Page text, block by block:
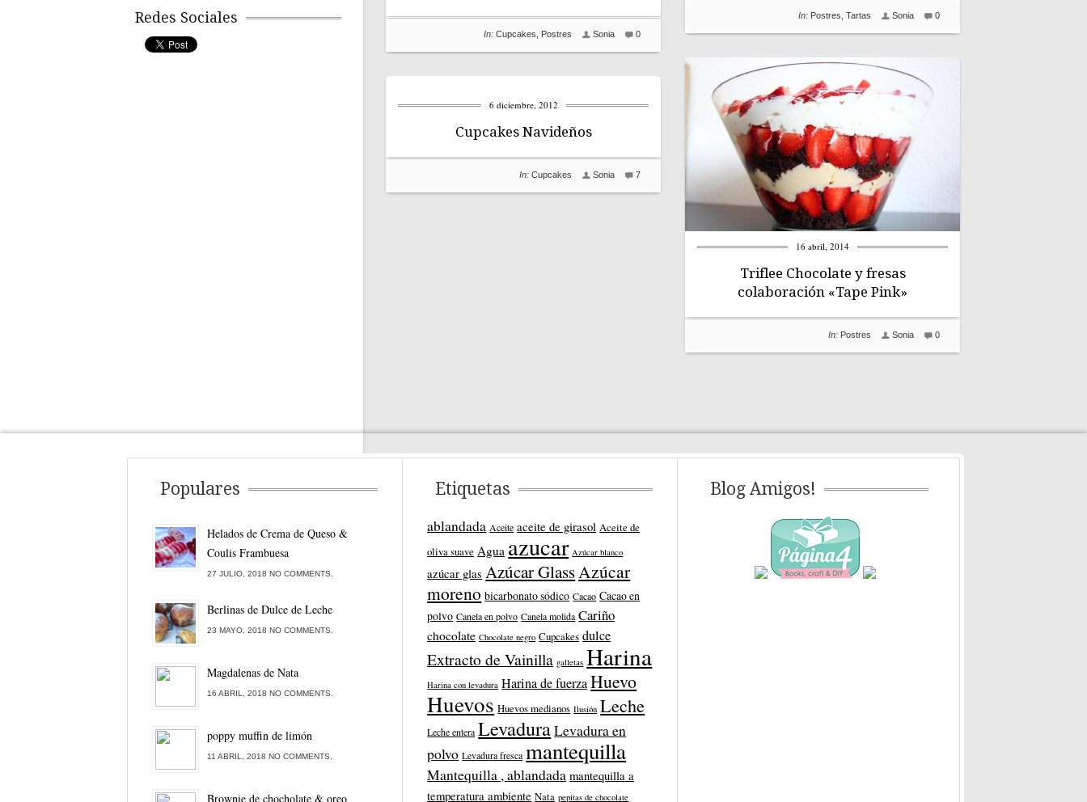
0
Sonia
In: Postres Tartas
0
Sonia
In: Cupcakes Postres
16 abril, 2014
Triflee Chocolate y fresas
colaboración «Tape Pink»
0
Sonia
In: Postres
6 diciembre, 2012
Cupcakes Navideños
7
Sonia
In: Cupcakes
Redes Sociales
Populares
Helados de Crema de Queso &
Coulis Frambuesa
27 JULIO, 2018 NO COMMENTS.
Berlinas de Dulce de Leche
23 MAYO, 2018 NO COMMENTS.
Magdalenas de Nata
16 ABRIL, 2018 NO COMMENTS.
poppy muffin de limón
11 ABRIL, 2018 NO COMMENTS.
Brownie de chocholate & oreo
Etiquetas
ablandada Aceite aceite de girasol Aceite de
oliva suave Agua azucar Azúcar blanco
azúcar glas Azúcar GlassAzúcar
moreno bicarbonato sódico Cacao Cacao en
polvo Canela en polvo Canela molida Cariño
chocolate Chocolate negro Cupcakes dulce
Extracto de Vainilla galletas Harina
Harina con levadura Harina de fuerzaHuevo
Huevos Huevos medianos Ilusión Leche
Leche entera LevaduraLevadura en
polvo Levadura fresca mantequilla
Mantequilla , ablandada mantequilla a
temperatura ambiente Nata pepitas de chocolate
Blog Amigos!